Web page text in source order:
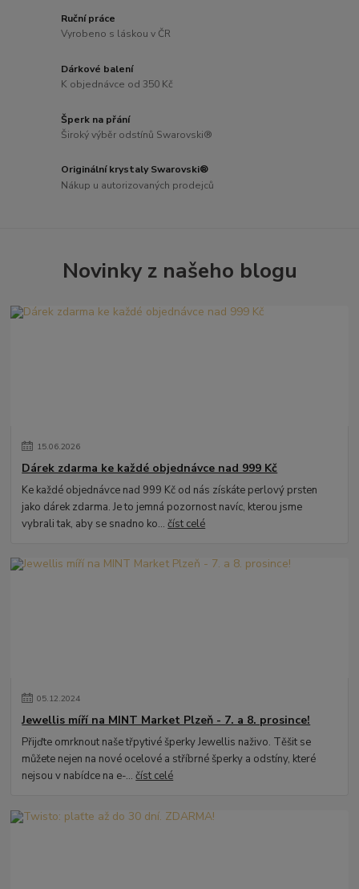
Ruční práce
Vyrobeno s láskou v ČR
Dárkové balení
K objednávce od 350 Kč
Šperk na přání
Široký výběr odstínů Swarovski®
Originální krystaly Swarovski®
Nákup u autorizovaných prodejců
Novinky z našeho blogu
15.06.2026
Dárek zdarma ke každé objednávce nad 999 Kč
Ke každé objednávce nad 999 Kč od nás získáte perlový prsten
jako dárek zdarma. Je to jemná pozornost navíc, kterou jsme
vybrali tak, aby se snadno ko...číst celé
05.12.2024
Jewellis míří na MINT Market Plzeň - 7. a 8. prosince!
Přijďte omrknout naše třpytivé šperky Jewellis naživo. Těšit se
můžete nejen na nové ocelové a stříbrné šperky a odstíny, které
nejsou v nabídce na e-...číst celé